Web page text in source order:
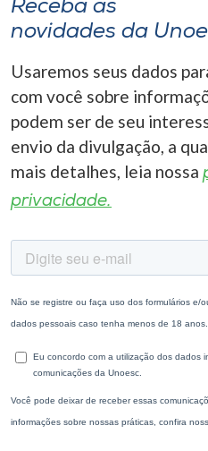
Receba as
novidades da
Usaremos seus dados
com você sobre
podem ser de seu
envio da divulgação, a
mais detalhes, leia nossa
privacidade.